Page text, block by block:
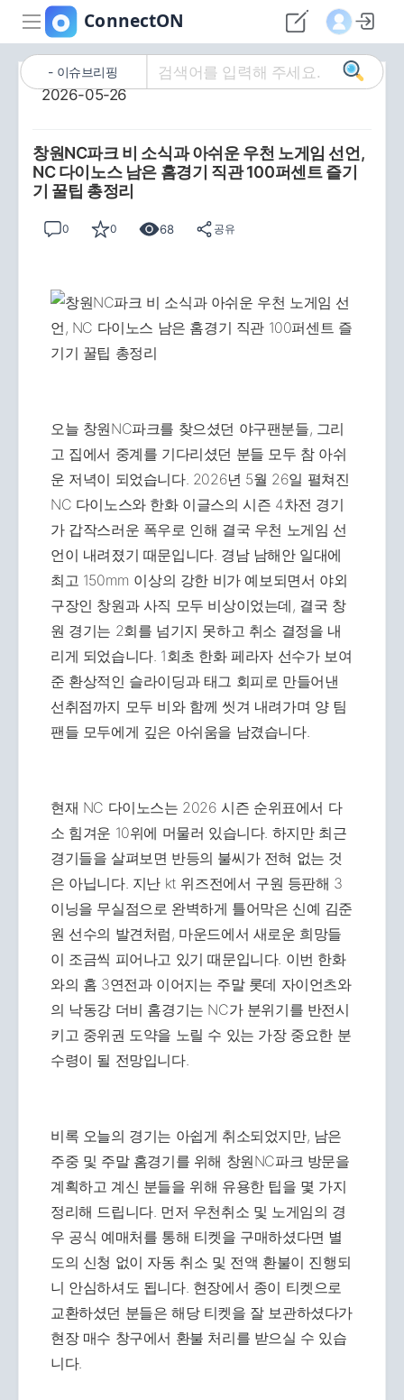
이슈브리핑
2026-05-26
창원NC파크 비 소식과 아쉬운 우천 노게임 선언,
NC 다이노스 남은 홈경기 직관 100퍼센트 즐기
기 꿀팁 총정리
0 0 68 공유
오늘 창원NC파크를 찾으셨던 야구팬분들, 그리
고 집에서 중계를 기다리셨던 분들 모두 참 아쉬
운 저녁이 되었습니다. 2026년 5월 26일 펼쳐진
NC 다이노스와 한화 이글스의 시즌 4차전 경기
가 갑작스러운 폭우로 인해 결국 우천 노게임 선
언이 내려졌기 때문입니다. 경남 남해안 일대에
최고 150mm 이상의 강한 비가 예보되면서 야외
구장인 창원과 사직 모두 비상이었는데, 결국 창
원 경기는 2회를 넘기지 못하고 취소 결정을 내
리게 되었습니다. 1회초 한화 페라자 선수가 보여
준 환상적인 슬라이딩과 태그 회피로 만들어낸
선취점까지 모두 비와 함께 씻겨 내려가며 양 팀
팬들 모두에게 깊은 아쉬움을 남겼습니다.
현재 NC 다이노스는 2026 시즌 순위표에서 다
소 힘겨운 10위에 머물러 있습니다. 하지만 최근
경기들을 살펴보면 반등의 불씨가 전혀 없는 것
은 아닙니다. 지난 kt 위즈전에서 구원 등판해 3
이닝을 무실점으로 완벽하게 틀어막은 신예 김준
원 선수의 발견처럼, 마운드에서 새로운 희망들
이 조금씩 피어나고 있기 때문입니다. 이번 한화
와의 홈 3연전과 이어지는 주말 롯데 자이언츠와
의 낙동강 더비 홈경기는 NC가 분위기를 반전시
키고 중위권 도약을 노릴 수 있는 가장 중요한 분
수령이 될 전망입니다.
비록 오늘의 경기는 아쉽게 취소되었지만, 남은
주중 및 주말 홈경기를 위해 창원NC파크 방문을
계획하고 계신 분들을 위해 유용한 팁을 몇 가지
정리해 드립니다. 먼저 우천취소 및 노게임의 경
우 공식 예매처를 통해 티켓을 구매하셨다면 별
도의 신청 없이 자동 취소 및 전액 환불이 진행되
니 안심하셔도 됩니다. 현장에서 종이 티켓으로
교환하셨던 분들은 해당 티켓을 잘 보관하셨다가
현장 매수 창구에서 환불 처리를 받으실 수 있습
니다.